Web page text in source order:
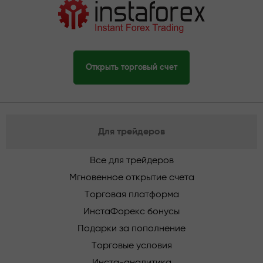
Открыть торговый счет
Для трейдеров
Все для трейдеров
Мгновенное открытие счета
Торговая платформа
ИнстаФорекс бонусы
Подарки за пополнение
Торговые условия